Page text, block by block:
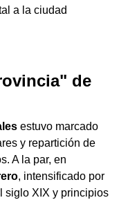
a la ciudad
de
estuvo marcado
y repartición de
A la par, en
, intensificado por
siglo XIX y principios